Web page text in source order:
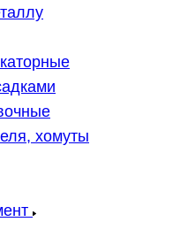
хомуты